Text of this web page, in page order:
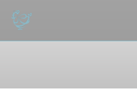
Cookie- hanteringspanel